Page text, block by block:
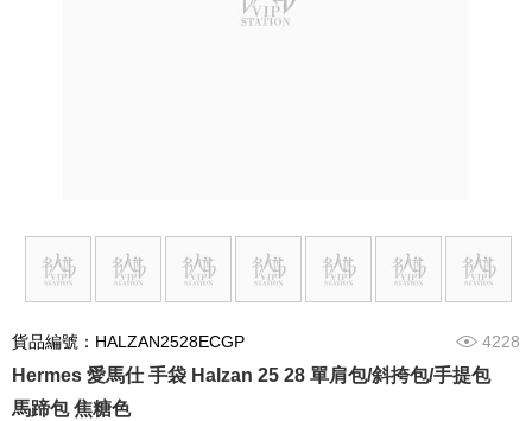
貨品編號：HALZAN2528ECGP 4228
Hermes 愛馬仕 手袋 Halzan 25 28 單肩包/斜挎包/手提包
馬蹄包 焦糖色